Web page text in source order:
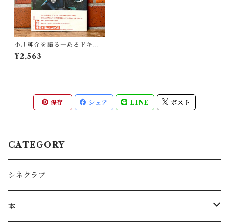
小川紳介を語る―あるドキュ
メンタリー監督の軌跡
¥2,563
保存 シェア LINE ポスト
CATEGORY
シネクラブ
本